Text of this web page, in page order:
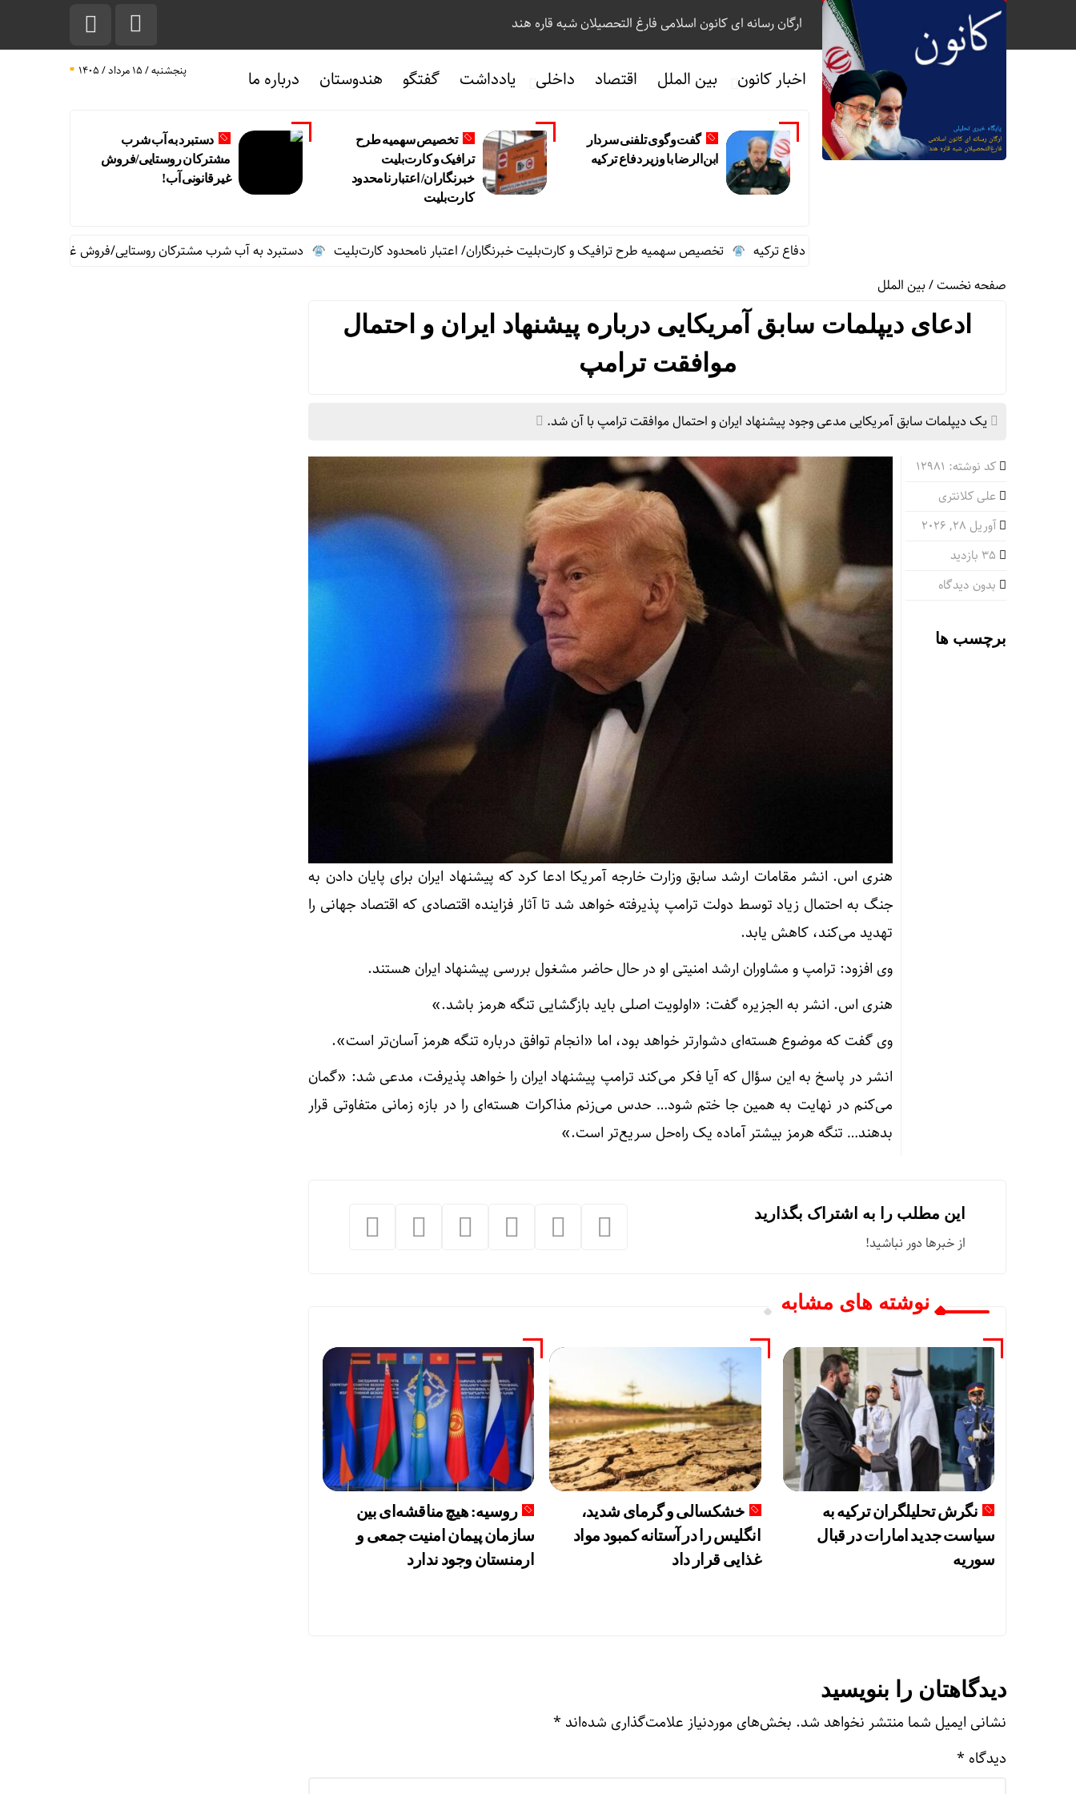
ارگان رسانه ای کانون اسلامی فارغ التحصیلان شبه قاره هند
اخبار کانون بین الملل اقتصاد داخلی یادداشت گفتگو هندوستان درباره ما پنجشنبه / ۱۵ مرداد / ۱۴۰۵
گفت‌وگوی تلفنی سردار
ابن‌الرضا با وزیر دفاع ترکیه
تخصیص سهمیه طرح
ترافیک و کارت‌بلیت
خبرنگاران/ اعتبار نامحدود
کارت‌بلیت
دستبرد به آب شرب
مشترکان روستایی/فروش
غیرقانونی آب!
گفت‌وگوی تلفنی سردار ابن‌الرضا با وزیر دفاع ترکیه تخصیص سهمیه طرح ترافیک و کارت‌بلیت خبرنگاران/ اعتبار نامحدود کارت‌بلیت دستبرد به آب شرب مشترکان روستایی/فروش غیرقانونی آب!
صفحه نخست/بین الملل
ادعای دیپلمات سابق آمریکایی درباره پیشنهاد ایران و احتمال
موافقت ترامپ
یک دیپلمات سابق آمریکایی مدعی وجود پیشنهاد ایران و احتمال موافقت ترامپ با آن شد.
کد نوشته: 12981
علی کلانتری
آوریل 28, 2026
بدون دیدگاه
برچسب ها
هنری اس. انشر مقامات ارشد سابق وزارت خارجه آمریکا ادعا کرد که پیشنهاد ایران برای پایان دادن به
جنگ به احتمال زیاد توسط دولت ترامپ پذیرفته خواهد شد تا آثار فزاینده اقتصادی که اقتصاد جهانی را
تهدید می‌کند، کاهش یابد.
وی افزود: ترامپ و مشاوران ارشد امنیتی او در حال حاضر مشغول بررسی پیشنهاد ایران هستند.
هنری اس. انشر به الجزیره گفت: «اولویت اصلی باید بازگشایی تنگه هرمز باشد.»
وی گفت که موضوع هسته‌ای دشوارتر خواهد بود، اما «انجام توافق درباره تنگه هرمز آسان‌تر است».
انشر در پاسخ به این سؤال که آیا فکر می‌کند ترامپ پیشنهاد ایران را خواهد پذیرفت، مدعی شد: «گمان
می‌کنم در نهایت به همین جا ختم شود… حدس می‌زنم مذاکرات هسته‌ای را در بازه زمانی متفاوتی قرار
بدهند… تنگه هرمز بیشتر آماده یک راه‌حل سریع‌تر است.»
این مطلب را به اشتراک بگذارید
از خبرها دور نباشید!
نوشته های مشابه
نگرش تحلیلگران ترکیه به
سیاست جدید امارات در قبال
سوریه
خشکسالی و گرمای شدید،
انگلیس را در آستانه کمبود مواد
غذایی قرار داد
روسیه: هیچ مناقشه‌ای بین
سازمان پیمان امنیت جمعی و
ارمنستان وجود ندارد
دیدگاهتان را بنویسید
نشانی ایمیل شما منتشر نخواهد شد. بخش‌های موردنیاز علامت‌گذاری شده‌اند *
دیدگاه *